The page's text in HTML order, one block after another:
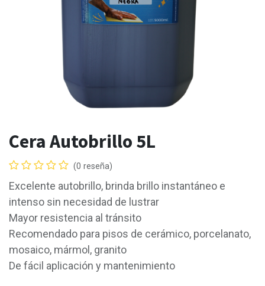
Cera Autobrillo 5L
(0 reseña)
Excelente autobrillo, brinda brillo instantáneo e
intenso sin necesidad de lustrar
Mayor resistencia al tránsito
Recomendado para pisos de cerámico, porcelanato,
mosaico, mármol, granito
De fácil aplicación y mantenimiento